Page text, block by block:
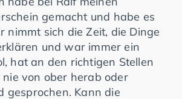
gemacht und habe es
nimmt sich die Zeit, die Dinge
und war immer ein
hat an den richtigen Stellen
von ober herab oder
gesprochen. Kann die